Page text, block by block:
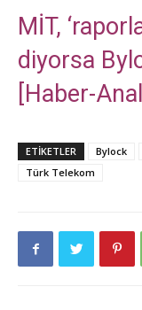
MİT,
diyorsa
[Haber-
ETIKETLER Bylock
Türk Telekom